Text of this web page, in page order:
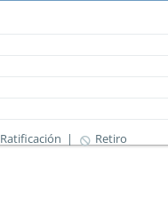
Ratificación | Retiro